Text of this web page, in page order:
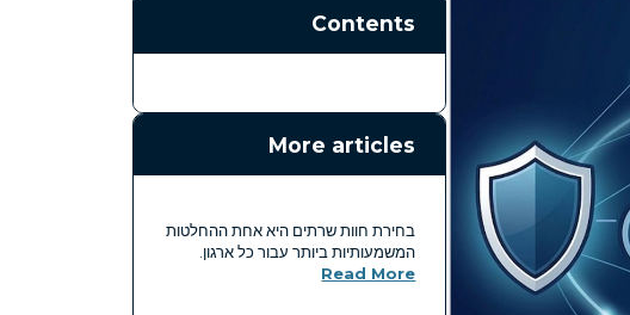
Contents
More articles
בחירת חוות שרתים היא אחת ההחלטות
המשמעותיות ביותר עבור כל ארגון.
Read More